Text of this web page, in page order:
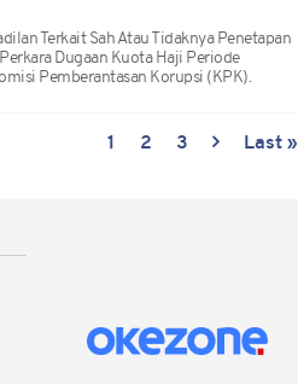
Terkait Sah Atau Tidaknya Penetapan
Dugaan Kuota Haji Periode
Pemberantasan Korupsi (KPK).
1 2 3 Last »